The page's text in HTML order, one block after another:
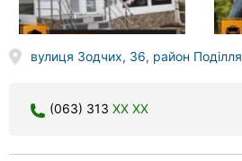
вулиця Зодчих, 36, район Поділля
(063) 313 XX XX